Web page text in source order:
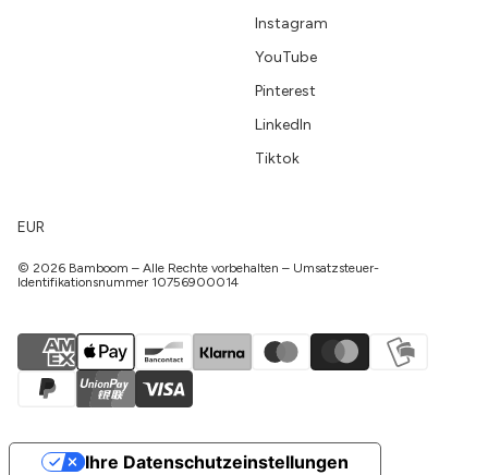
Instagram
YouTube
Pinterest
LinkedIn
Tiktok
EUR
© 2026 Bamboom – Alle Rechte vorbehalten – Umsatzsteuer-
Identifikationsnummer 10756900014
Ihre Datenschutzeinstellungen